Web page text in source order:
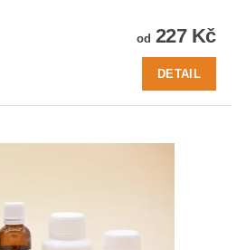
od 227 Kč
DETAIL